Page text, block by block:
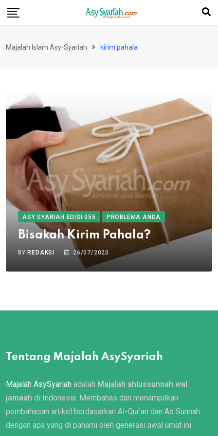
Skip
Majalah Islam Asy-Syariah kirim pahala
ASY SYARIAH EDISI 055 PROBLEMA ANDA
Bisakah Kirim Pahala?
BYREDAKSI 26/07/2020
Tentang Majalah AsySyariah
Majalah AsySyariah adalah Majalah ahlussunnah wal
jamaah di Indonesia. Membahas dan menampilkan
pembahasan artikel berdasarkan Al-Qur’an dan As Sunnah
dengan apa yang di pahami oleh generasi awal umat ini.